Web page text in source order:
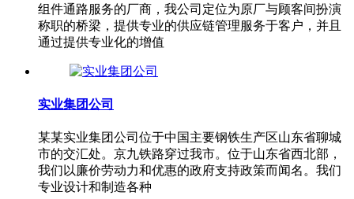
组件通路服务的厂商，我公司定位为原厂与顾客间扮演
称职的桥梁，提供专业的供应链管理服务于客户，并且
通过提供专业化的增值
实业集团公司
某某实业集团公司位于中国主要钢铁生产区山东省聊城
市的交汇处。京九铁路穿过我市。位于山东省西北部，
我们以廉价劳动力和优惠的政府支持政策而闻名。我们
专业设计和制造各种